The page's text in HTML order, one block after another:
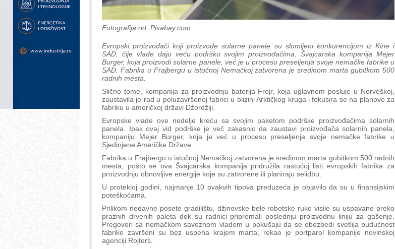
Fotografija od: Pixabay.com
Evropski proizvođači koji proizvode solarne panele su slomljeni konkurencijom iz Kine i
SAD, čije vlade daju veću podršku svojim proizvođačima. Švajcarska kompanija Mejer
Burger, koja proizvodi solarne panele, već je u procesu preseljenja svoje nemačke fabrike u
SAD. Fabrika u Frajbergu u istočnoj Nemačkoj zatvorena je sredinom marta gubitkom 500
radnih mesta.
Slično tome, kompanija za proizvodnju baterija Frejr, koja uglavnom posluje u Norveškoj,
zaustavila je rad u poluzavršenoj fabrici u blizini Arktičkog kruga i fokusira se na planove za
fabriku u američkoj državi Džordžiji.
Evropske vlade ove nedelje kreću sa svojim paketom podrške proizvođačima solarnih
panela. Ipak ovaj vid podrške je več zakasnio da zaustavi proizvođača solarnih panela,
kompaniju Mejer Burger, koja je već u procesu preseljenja svoje nemačke fabrike u
Sjedinjene Američke Države.
Fabrika u Frajbergu u istočnoj Nemačkoj zatvorena je sredinom marta gubitkom 500 radnih
mesta, pošto se ova Švajcarska kompanija pridružila rastućoj listi evropskih fabrika za
proizvodnju obnovljive energije koje su zatvorene ili planiraju selidbu.
U protekloj godini, najmanje 10 ovakvih tipova preduzeća je objavilo da su u finansijskim
poteškoćama.
Prilikom nedavne posete gradilištu, džinovske bele robotske ruke visile su uspavane preko
praznih drvenih paleta dok su radnici pripremali poslednju proizvodnu liniju za gašenje.
Pregovori sa nemačkom saveznom vladom u pokušaju da se obezbedi svetlija budućnost
fabrike završeni su bez uspeha krajem marta, rekao je portparol kompanije novinskoj
agenciji Rojters.